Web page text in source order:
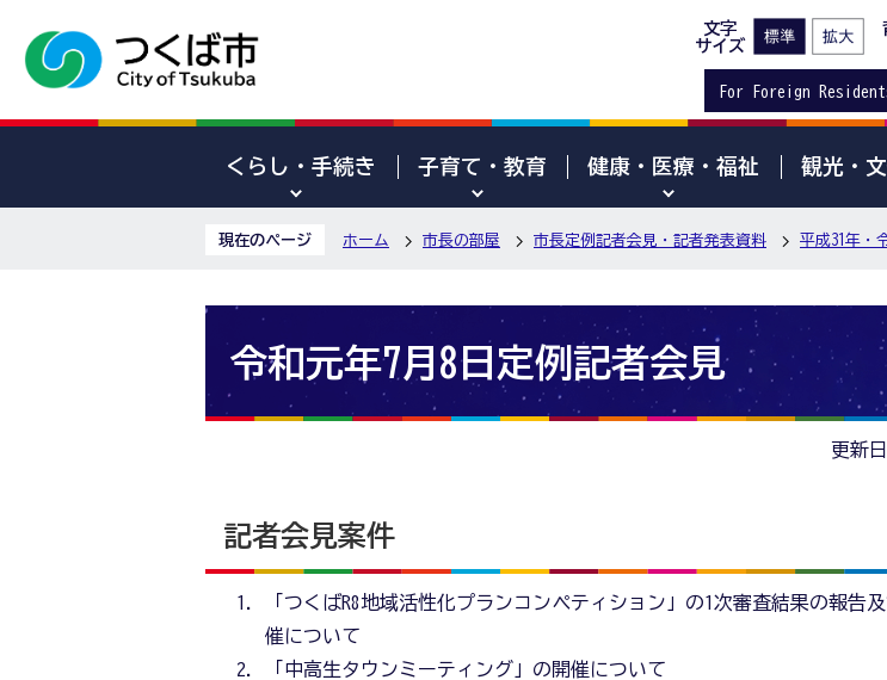
文字
サイズ
For Foreign
くらし・手続き 子育て・教育 健康・医療・福祉 観光・
現在のページ ホーム 市長の部屋 市長定例記者会見・記者発表資料 平成31年・
令和元年7月8日定例記者会見
更新
記者会見案件
「つくばR8地域活性化プランコンペティション」の1次審査結果の報告
催について
「中高生タウンミーティング」の開催について